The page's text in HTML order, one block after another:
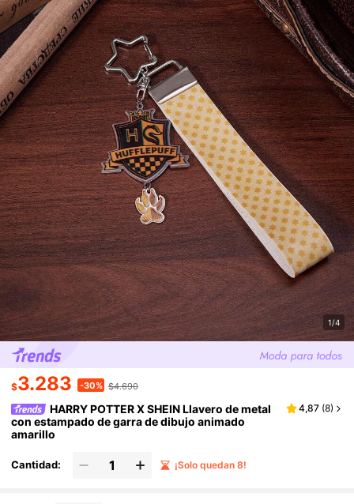
1/4
$3.283 -30% $4.690
HARRY POTTER X SHEIN Llavero de metal
con estampado de garra de dibujo animado
amarillo
4,87 (8)
Cantidad: ¡Solo quedan 8!